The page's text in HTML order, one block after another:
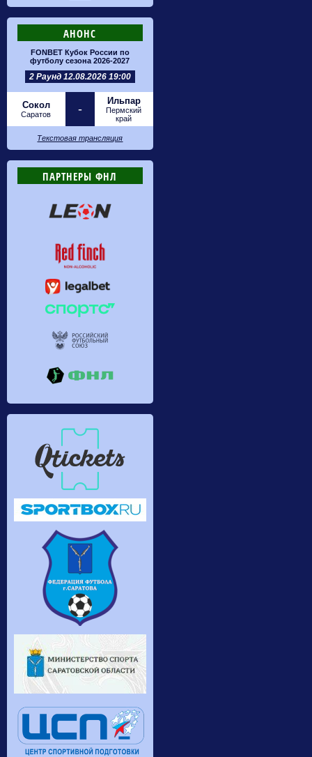
АНОНС
FONBET Кубок России по
футболу сезона 2026-2027
2 Раунд 12.08.2026 19:00
Сокол
Саратов -
Ильпар
Пермский
край
Текстовая трансляция
ПАРТНЕРЫ ФНЛ